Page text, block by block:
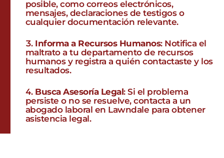
posible, como correos electrónicos,
mensajes, declaraciones de testigos o
cualquier documentación relevante.
Informa a Recursos Humanos: Notifica el
maltrato a tu departamento de recursos
humanos y registra a quién contactaste y los
resultados.
Busca Asesoría Legal: Si el problema
persiste o no se resuelve, contacta a un
abogado laboral en Lawndale para obtener
asistencia legal.